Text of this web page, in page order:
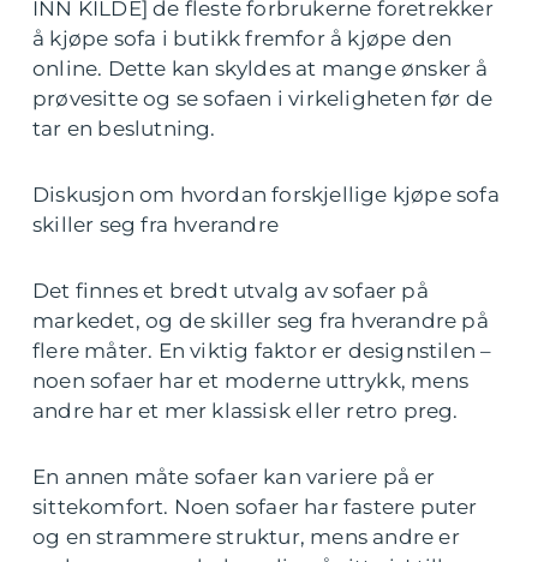
INN KILDE] de fleste forbrukerne foretrekker
å kjøpe sofa i butikk fremfor å kjøpe den
online. Dette kan skyldes at mange ønsker å
prøvesitte og se sofaen i virkeligheten før de
tar en beslutning.
Diskusjon om hvordan forskjellige kjøpe sofa
skiller seg fra hverandre
Det finnes et bredt utvalg av sofaer på
markedet, og de skiller seg fra hverandre på
flere måter. En viktig faktor er designstilen –
noen sofaer har et moderne uttrykk, mens
andre har et mer klassisk eller retro preg.
En annen måte sofaer kan variere på er
sittekomfort. Noen sofaer har fastere puter
og en strammere struktur, mens andre er